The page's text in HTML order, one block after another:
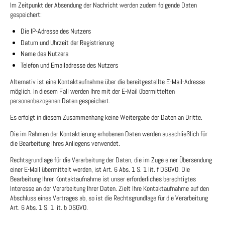
Im Zeitpunkt der Absendung der Nachricht werden zudem folgende Daten
gespeichert:
Die IP-Adresse des Nutzers
Datum und Uhrzeit der Registrierung
Name des Nutzers
Telefon und Emailadresse des Nutzers
Alternativ ist eine Kontaktaufnahme über die bereitgestellte E-Mail-Adresse
möglich. In diesem Fall werden Ihre mit der E-Mail übermittelten
personenbezogenen Daten gespeichert.
Es erfolgt in diesem Zusammenhang keine Weitergabe der Daten an Dritte.
Die im Rahmen der Kontaktierung erhobenen Daten werden ausschließlich für
die Bearbeitung Ihres Anliegens verwendet.
Rechtsgrundlage für die Verarbeitung der Daten, die im Zuge einer Übersendung
einer E-Mail übermittelt werden, ist Art. 6 Abs. 1 S. 1 lit. f DSGVO. Die
Bearbeitung Ihrer Kontaktaufnahme ist unser erforderliches berechtigtes
Interesse an der Verarbeitung Ihrer Daten. Zielt Ihre Kontaktaufnahme auf den
Abschluss eines Vertrages ab, so ist die Rechtsgrundlage für die Verarbeitung
Art. 6 Abs. 1 S. 1 lit. b DSGVO.